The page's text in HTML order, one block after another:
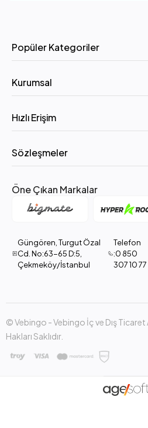
Popüler Kategoriler
Kurumsal
Hızlı Erişim
Sözleşmeler
Öne Çıkan Markalar
Güngören, Turgut Özal
Cd. No:63-65 D:5,
Çekmeköy/İstanbul
Telefon
:0 850
307 10 77
© Vebingo - Vebingo İç ve Dış
Hakları Saklıdır.